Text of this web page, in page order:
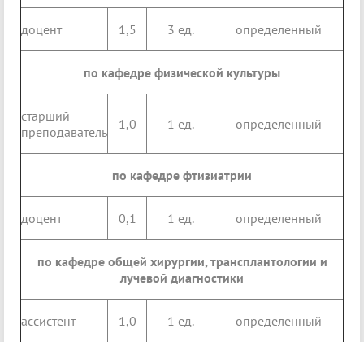
доцент 1,5 3 ед. определенный
по кафедре физической культуры
старший
преподаватель
1,0 1 ед. определенный
по кафедре фтизиатрии
доцент 0,1 1 ед. определенный
по кафедре общей хирургии, трансплантологии и
лучевой диагностики
ассистент 1,0 1 ед. определенный